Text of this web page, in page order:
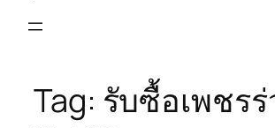
Tag: รับซื้อเพชรร่